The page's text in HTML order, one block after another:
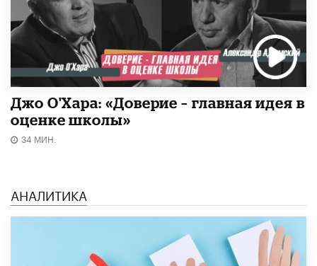
Джо О'Хара: «Доверие – главная идея в
оценке школы»
34 МИН.
АНАЛИТИКА